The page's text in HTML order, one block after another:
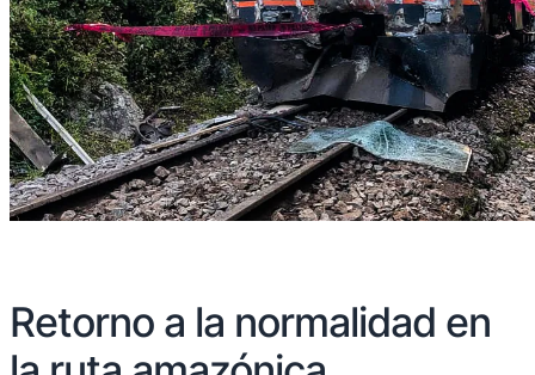
Retorno a la normalidad en